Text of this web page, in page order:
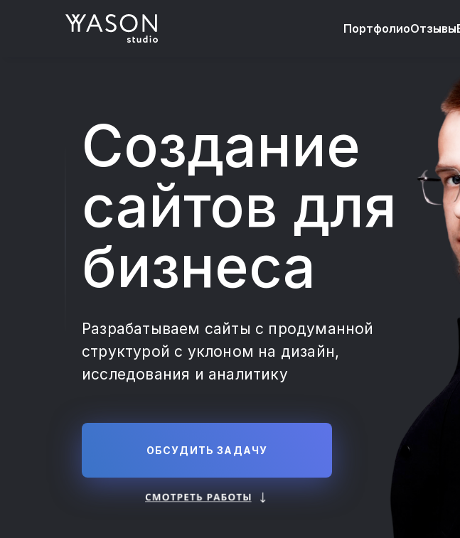
ПортфолиоОтзывы
Создание
сайтов для
бизнеса
Разрабатываем сайты с продуманной
структурой с уклоном на дизайн,
исследования и аналитику
ОБСУДИТЬ ЗАДАЧУ